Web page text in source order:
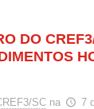
DO
SC na 7